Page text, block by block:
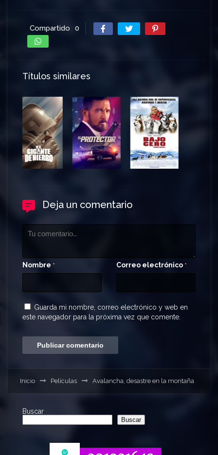
Compartido 0
Títulos similares
Deja un comentario
Nombre * Correo electrónico *
Guarda mi nombre, correo electrónico y web en
este navegador para la próxima vez que comente.
Inicio Películas Avalancha, desastre en la montaña
Buscar
Buscar